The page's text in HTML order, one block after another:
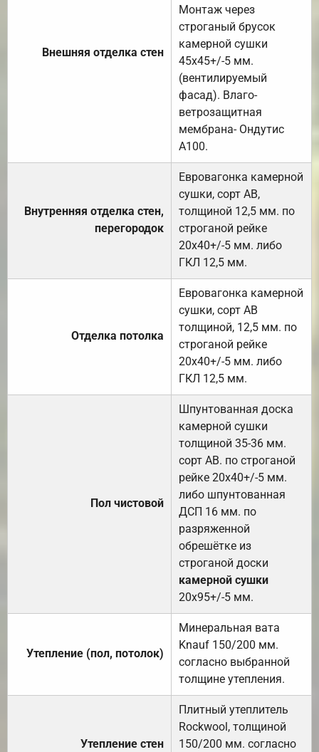
Внешняя отделка стен
Монтаж через
строганый брусок
камерной сушки
45х45+/-5 мм.
(вентилируемый
фасад). Влаго-
ветрозащитная
мембрана- Ондутис
А100.
Внутренняя отделка стен,
перегородок
Евровагонка камерной
сушки, сорт АВ,
толщиной 12,5 мм. по
строганой рейке
20х40+/-5 мм. либо
ГКЛ 12,5 мм.
Отделка потолка
Евровагонка камерной
сушки, сорт АВ
толщиной, 12,5 мм. по
строганой рейке
20х40+/-5 мм. либо
ГКЛ 12,5 мм.
Пол чистовой
Шпунтованная доска
камерной сушки
толщиной 35-36 мм.
сорт АВ. по строганой
рейке 20х40+/-5 мм.
либо шпунтованная
ДСП 16 мм. по
разряженной
обрешётке из
строганой доски
камерной сушки
20х95+/-5 мм.
Утепление (пол, потолок)
Минеральная вата
Knauf 150/200 мм.
согласно выбранной
толщине утепления.
Утепление стен
Плитный утеплитель
Rockwool, толщиной
150/200 мм. согласно